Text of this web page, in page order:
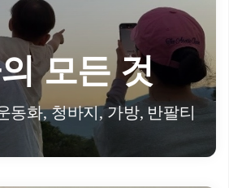
모든 것
동화, 청바지, 가방, 반팔티